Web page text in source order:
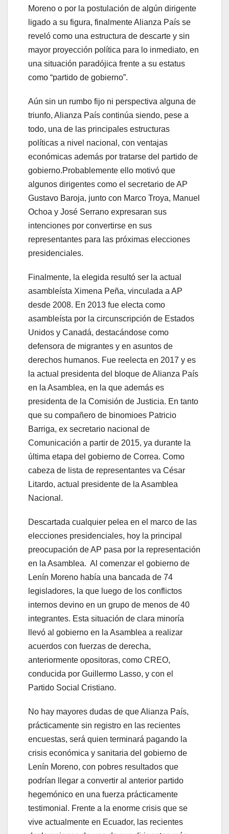
Moreno o por la postulación de algún dirigente
ligado a su figura, finalmente Alianza País se
reveló como una estructura de descarte y sin
mayor proyección política para lo inmediato, en
una situación paradójica frente a su estatus
como “partido de gobierno”.
Aún sin un rumbo fijo ni perspectiva alguna de
triunfo, Alianza País continúa siendo, pese a
todo, una de las principales estructuras
políticas a nivel nacional, con ventajas
económicas además por tratarse del partido de
gobierno.Probablemente ello motivó que
algunos dirigentes como el secretario de AP
Gustavo Baroja, junto con Marco Troya, Manuel
Ochoa y José Serrano expresaran sus
intenciones por convertirse en sus
representantes para las próximas elecciones
presidenciales.
Finalmente, la elegida resultó ser la actual
asambleísta Ximena Peña, vinculada a AP
desde 2008. En 2013 fue electa como
asambleísta por la circunscripción de Estados
Unidos y Canadá, destacándose como
defensora de migrantes y en asuntos de
derechos humanos. Fue reelecta en 2017 y es
la actual presidenta del bloque de Alianza País
en la Asamblea, en la que además es
presidenta de la Comisión de Justicia. En tanto
que su compañero de binomioes Patricio
Barriga, ex secretario nacional de
Comunicación a partir de 2015, ya durante la
última etapa del gobierno de Correa. Como
cabeza de lista de representantes va César
Litardo, actual presidente de la Asamblea
Nacional.
Descartada cualquier pelea en el marco de las
elecciones presidenciales, hoy la principal
preocupación de AP pasa por la representación
en la Asamblea. Al comenzar el gobierno de
Lenín Moreno había una bancada de 74
legisladores, la que luego de los conflictos
internos devino en un grupo de menos de 40
integrantes. Esta situación de clara minoría
llevó al gobierno en la Asamblea a realizar
acuerdos con fuerzas de derecha,
anteriormente opositoras, como CREO,
conducida por Guillermo Lasso, y con el
Partido Social Cristiano.
No hay mayores dudas de que Alianza País,
prácticamente sin registro en las recientes
encuestas, será quien terminará pagando la
crisis económica y sanitaria del gobierno de
Lenín Moreno, con pobres resultados que
podrían llegar a convertir al anterior partido
hegemónico en una fuerza prácticamente
testimonial. Frente a la enorme crisis que se
vive actualmente en Ecuador, las recientes